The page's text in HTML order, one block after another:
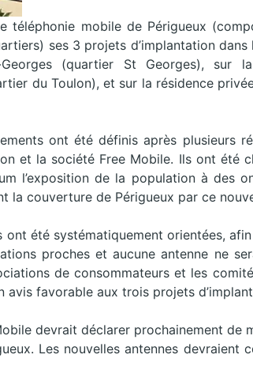
téléphonie mobile de Périgueux
ses 3 projets d’implantation
(quartier St Georges), sur
du Toulon), et sur la résidence
ont été définis après plusieurs
et la société Free Mobile. Ils ont été
l’exposition de la population à des
la couverture de Périgueux par ce
ont été systématiquement orientées,
proches et aucune antenne ne
de consommateurs et les
avis favorable aux trois projets
devrait déclarer prochainement de
Les nouvelles antennes devraient